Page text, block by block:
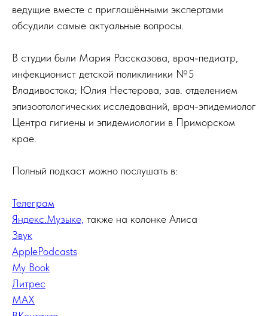
ведущие вместе с приглашёнными экспертами
обсудили самые актуальные вопросы.
В студии были Мария Рассказова, врач-педиатр,
инфекционист детской поликлиники №5
Владивостока; Юлия Нестерова, зав. отделением
эпизоотологических исследований, врач-эпидемиолог
Центра гигиены и эпидемиологии в Приморском
крае.
Полный подкаст можно послушать в:
Телеграм
Яндекс.Музыке, также на колонке Алиса
Звук
ApplePodcasts
My Book
Литрес
MAX